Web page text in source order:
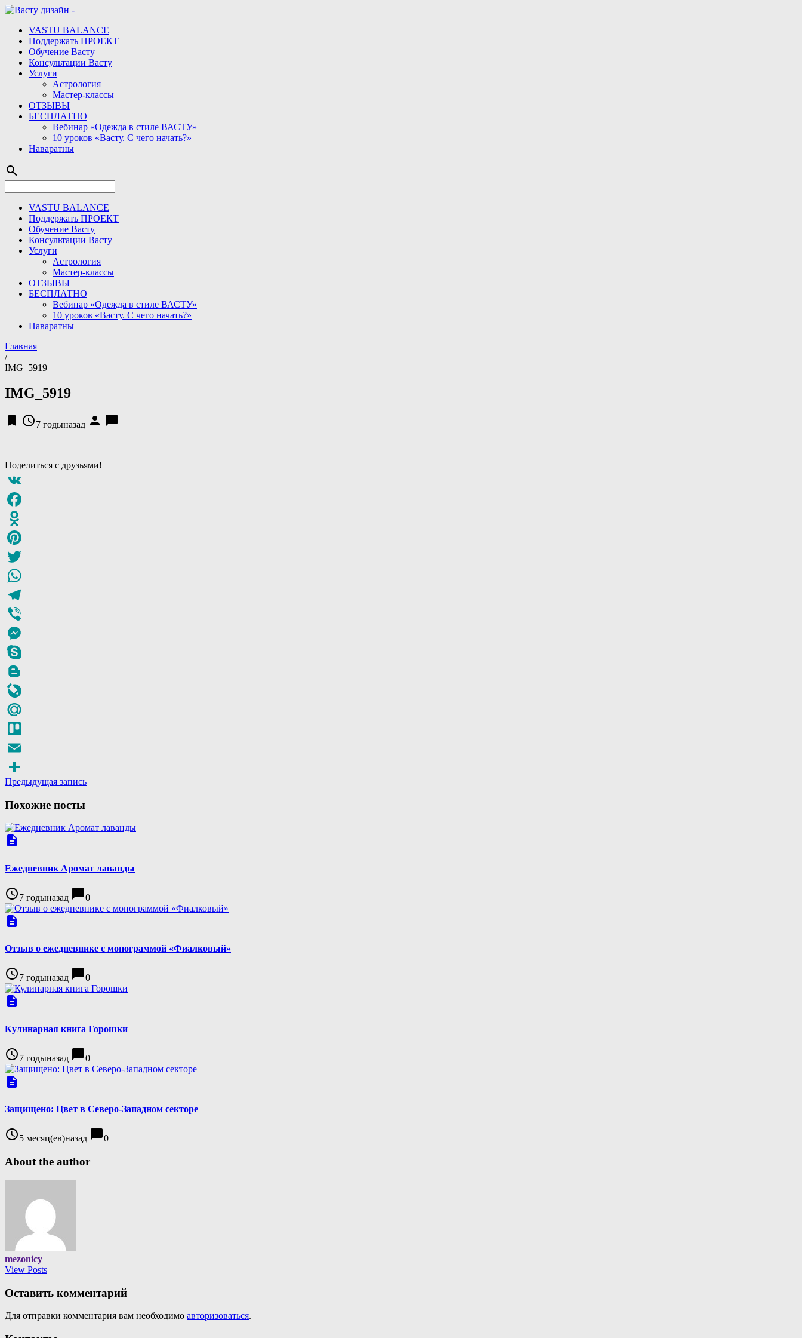
VASTU BALANCE
Поддержать ПРОЕКТ
Обучение Васту
Консультации Васту
Услуги
Астрология
Мастер-классы
ОТЗЫВЫ
БЕСПЛАТНО
Вебинар «Одежда в стиле ВАСТУ»
10 уроков «Васту. С чего начать?»
Наваратны
search
VASTU BALANCE
Поддержать ПРОЕКТ
Обучение Васту
Консультации Васту
Услуги
Астрология
Мастер-классы
ОТЗЫВЫ
БЕСПЛАТНО
Вебинар «Одежда в стиле ВАСТУ»
10 уроков «Васту. С чего начать?»
Наваратны
Главная
/
IMG_5919
IMG_5919
bookmark access_time7 годыназад person chat_bubble
Поделиться с друзьями!
VK
Facebook
Odnoklassniki
Pinterest
Twitter
WhatsApp
Telegram
Viber
Messenger
Skype
Blogger
LiveJournal
Mail.Ru
Trello
Email
Отправить
Предыдущая запись
Похожие посты
description
Ежедневник Аромат лаванды
access_time7 годыназад chat_bubble0
description
Отзыв о ежедневнике с монограммой «Фиалковый»
access_time7 годыназад chat_bubble0
description
Кулинарная книга Горошки
access_time7 годыназад chat_bubble0
description
Защищено: Цвет в Северо-Западном секторе
access_time5 месяц(ев)назад chat_bubble0
About the author
mezonicy
View Posts
Оставить комментарий
Для отправки комментария вам необходимо авторизоваться.